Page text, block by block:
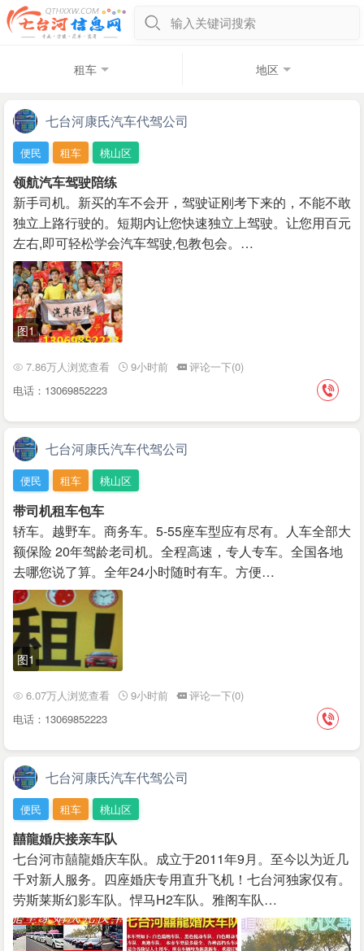
输入关键词搜索
租车 地区
七台河康氏汽车代驾公司
便民 租车 桃山区
领航汽车驾驶陪练
新手司机。新买的车不会开，驾驶证刚考下来的，不能不敢
独立上路行驶的。短期内让您快速独立上驾驶。让您用百元
左右,即可轻松学会汽车驾驶,包教包会。…
图1
7.86万人浏览查看 9小时前
评论一下(0)
电话：13069852223
七台河康氏汽车代驾公司
便民 租车 桃山区
带司机租车包车
轿车。越野车。商务车。5-55座车型应有尽有。人车全部大
额保险 20年驾龄老司机。全程高速，专人专车。全国各地
去哪您说了算。全年24小时随时有车。方便…
图1
6.07万人浏览查看 9小时前
评论一下(0)
电话：13069852223
七台河康氏汽车代驾公司
便民 租车 桃山区
囍龍婚庆接亲车队
七台河市囍龍婚庆车队。成立于2011年9月。至今以为近几
千对新人服务。四座婚庆专用直升飞机！七台河独家仅有。
劳斯莱斯幻影车队。悍马H2车队。雅阁车队…